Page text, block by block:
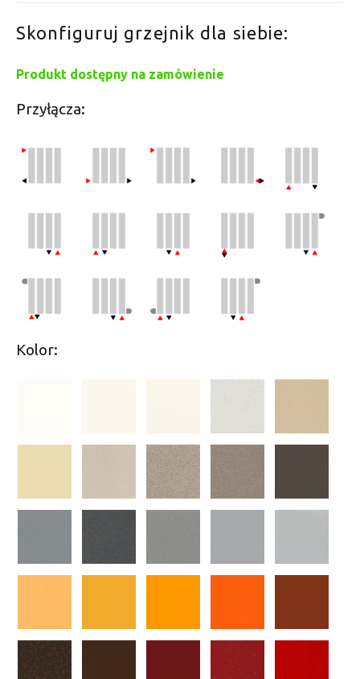
Skonfiguruj grzejnik dla siebie:
Produkt dostępny na zamówienie
Przyłącza:
Kolor: